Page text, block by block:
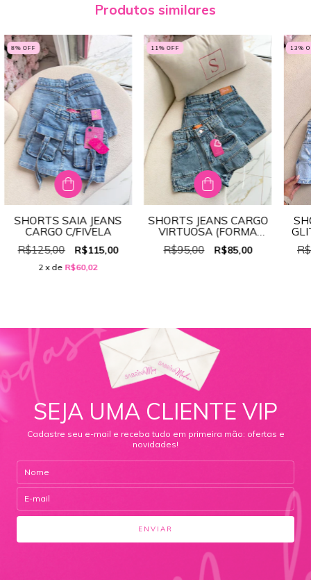
Produtos similares
8% OFF
SHORTS SAIA JEANS
CARGO C/FIVELA
R$125,00
R$115,00
2 x de R$60,02
11% OFF
SHORTS JEANS CARGO
VIRTUOSA (FORMA
PEQUENA) 100% JEANS
R$95,00 R$85,00
13%
SEJA UMA CLIENTE VIP
Cadastre seu e-mail e receba tudo em primeira mão: ofertas e
novidades!